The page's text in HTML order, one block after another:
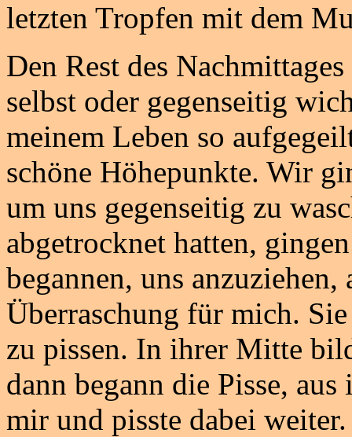
letzten Tropfen mit dem
Den Rest des
selbst oder gegenseitig
meinem Leben so
schöne Höhepunkte. Wir
um uns gegenseitig zu
abgetrocknet hatten,
begannen, uns
Überraschung für mich.
zu pissen. In ihrer Mitte
dann begann die Pisse,
mir und pisste dabei